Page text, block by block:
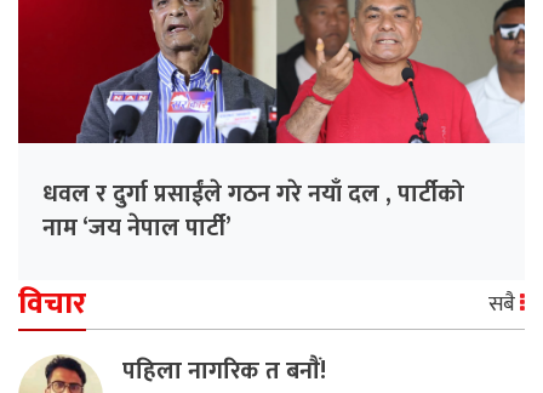
धवल र दुर्गा प्रसाईंले गठन गरे नयाँ दल , पार्टीको
नाम ‘जय नेपाल पार्टी’
विचार सबै
पहिला नागरिक त बनाैं!